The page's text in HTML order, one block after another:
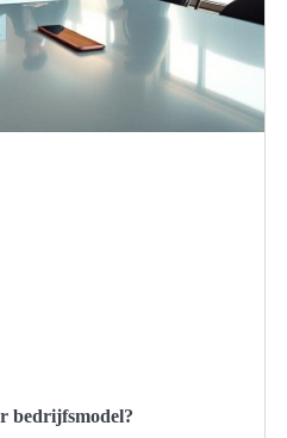
bedrijfsmodel?